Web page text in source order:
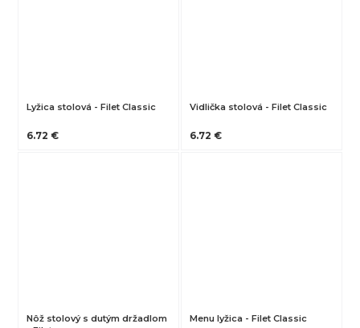
Lyžica stolová - Filet Classic
6.72 €
Vidlička stolová - Filet Classic
6.72 €
Nôž stolový s dutým držadlom
Menu lyžica - Filet Classic